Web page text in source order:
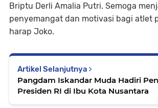
Briptu Derli Amalia Putri. Semoga
penyemangat dan motivasi bagi atlet
harap Joko.
Artikel Selanjutnya
Pangdam Iskandar Muda Hadiri
Presiden RI di Ibu Kota Nusantara